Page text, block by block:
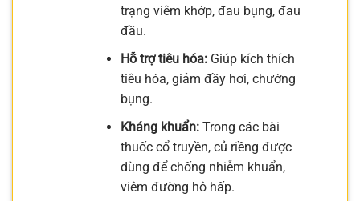
trạng viêm khớp, đau bụng, đau
đầu.
Hỗ trợ tiêu hóa:Giúp kích thích
tiêu hóa, giảm đầy hơi, chướng
bụng.
Kháng khuẩn:Trong các bài
thuốc cổ truyền, củ riềng được
dùng để chống nhiễm khuẩn,
viêm đường hô hấp.